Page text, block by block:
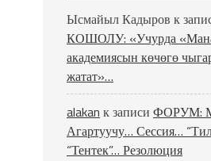
Ысмайыл Кадыров к
КОШОЛУ: «Учурда
академиясын көчөгө
жатат»…
alakan к записи ФОРУМ:
Агартуучу… Сессия…
“Тентек”… Резолюция